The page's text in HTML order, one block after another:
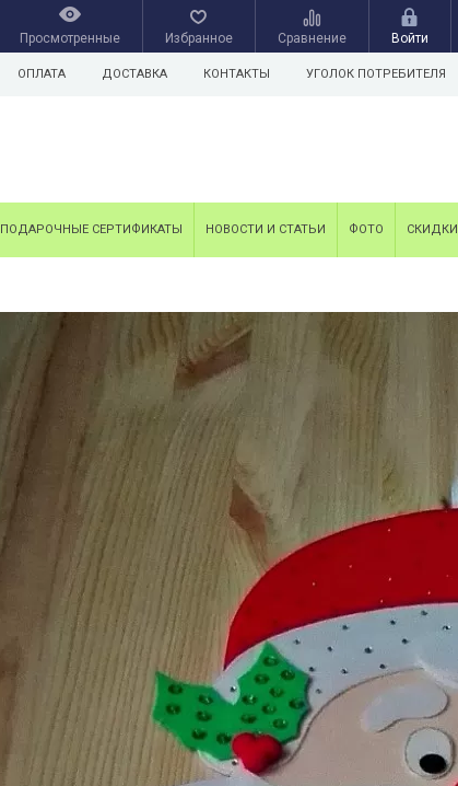
Просмотренные Избранное Сравнение Войти
ОПЛАТА ДОСТАВКА КОНТАКТЫ УГОЛОК ПОТРЕБИТЕЛЯ
ПОДАРОЧНЫЕ СЕРТИФИКАТЫ НОВОСТИ И СТАТЬИ ФОТО СКИДКИ